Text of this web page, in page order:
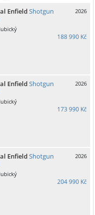
Enfield Shotgun
2026
188 990 Kč
Enfield Shotgun
2026
173 990 Kč
Enfield Shotgun
2026
204 990 Kč